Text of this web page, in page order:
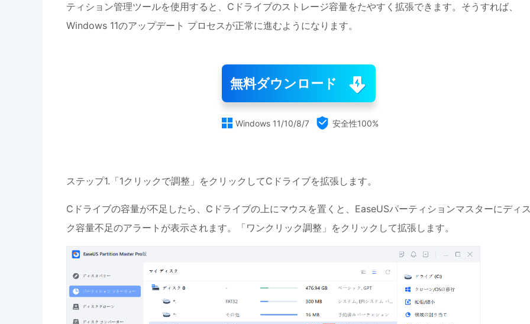
ティション管理ツールを使用すると、Cドライブのストレージ容量をたやすく拡張できます。そうすれば、
Windows 11のアップデート プロセスが正常に進むようになります。
無料ダウンロード
 Windows 11/10/8/7  安全性100%
ステップ1.「1クリックで調整」をクリックしてCドライブを拡張します。
Cドライブの容量が不足したら、Cドライブの上にマウスを置くと、EaseUSパーティションマスターにディ
ク容量不足のアラートが表示されます。「ワンクリック調整」をクリックして拡張します。